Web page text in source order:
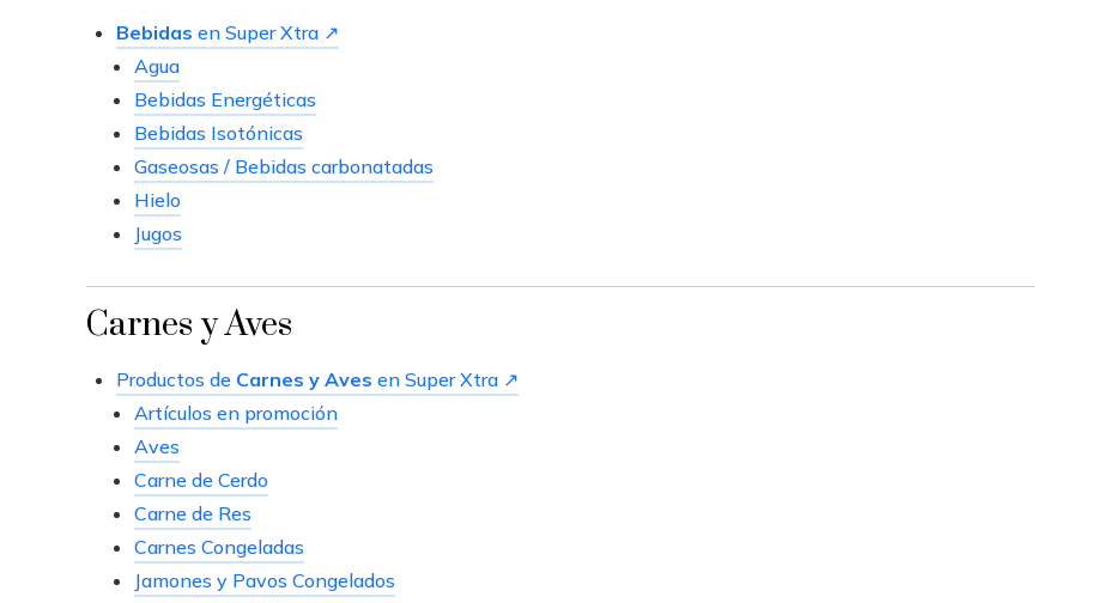
Bebidas en Super Xtra ↗
Agua
Bebidas Energéticas
Bebidas Isotónicas
Gaseosas / Bebidas carbonatadas
Hielo
Jugos
Carnes y Aves
Productos de Carnes y Aves en Super Xtra ↗
Artículos en promoción
Aves
Carne de Cerdo
Carne de Res
Carnes Congeladas
Jamones y Pavos Congelados